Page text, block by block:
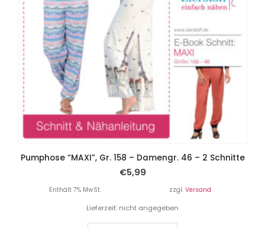
Pumphose “MAXI”, Gr. 158 – Damengr. 46 – 2 Schnitte
€5,99
Enthält 7% MwSt. zzgl. Versand
Lieferzeit: nicht angegeben